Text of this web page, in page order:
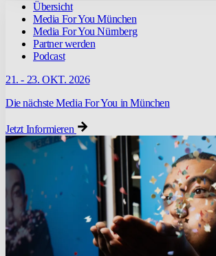
Übersicht
Media For You München
Media For You Nürnberg
Partner werden
Podcast
21. - 23. OKT. 2026
Die nächste Media For You in München
Jetzt Informieren